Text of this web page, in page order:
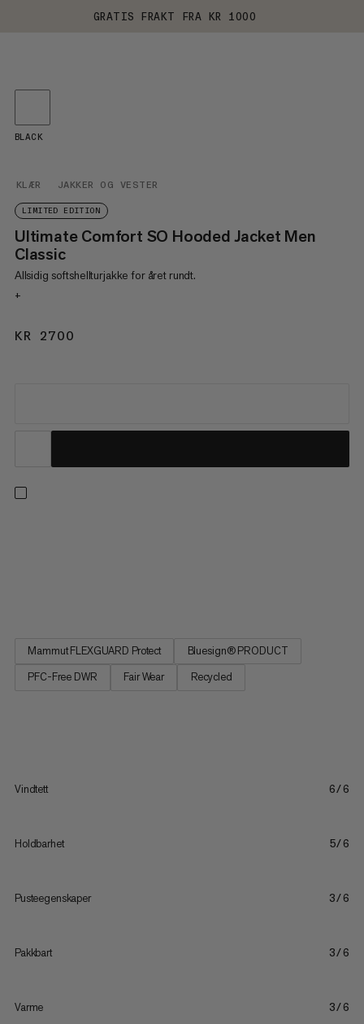
GRATIS FRAKT FRA KR 1000
KLÆR JAKKER OG VESTER
LIMITED EDITION
Ultimate Comfort SO Hooded Jacket Men
Classic
Allsidig softshellturjakke for året rundt.
+
KR 2700
BLACK
Mammut FLEXGUARD Protect
Bluesign® PRODUCT
PFC-Free DWR
Fair Wear Recycled
Vindtett 6/6
Holdbarhet 5/6
Pusteegenskaper 3/6
Pakkbart 3/6
Varme 3/6